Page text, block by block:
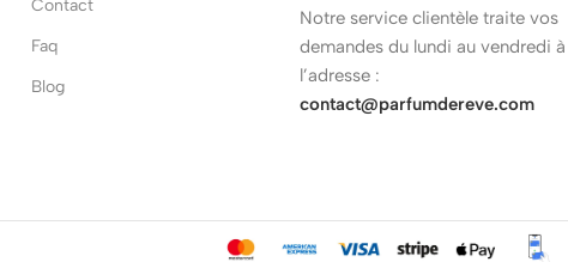
Contact
Faq
Blog
Notre service clientèle traite vos
demandes du lundi au vendredi à
l’adresse :
contact@parfumdereve.com